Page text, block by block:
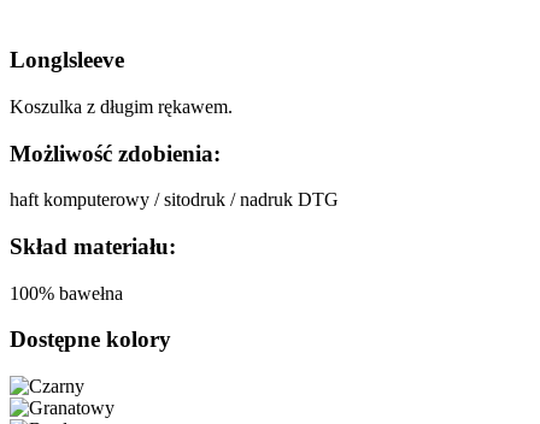
Longlsleeve
Koszulka z długim rękawem.
Możliwość zdobienia:
haft komputerowy / sitodruk / nadruk DTG
Skład materiału:
100% bawełna
Dostępne kolory